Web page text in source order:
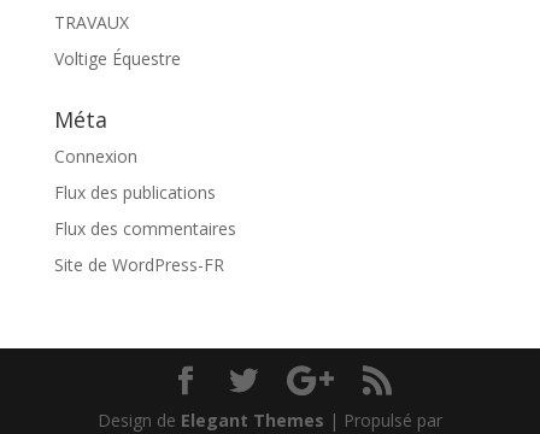
TRAVAUX
Voltige Équestre
Méta
Connexion
Flux des publications
Flux des commentaires
Site de WordPress-FR
Design de Elegant Themes | Propulsé par